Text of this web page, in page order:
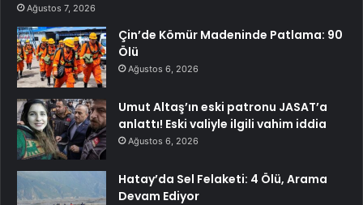
Ağustos 7, 2026
Çin’de Kömür Madeninde Patlama: 90
Ölü
Ağustos 6, 2026
Umut Altaş’ın eski patronu JASAT’a
anlattı! Eski valiyle ilgili vahim iddia
Ağustos 6, 2026
Hatay’da Sel Felaketi: 4 Ölü, Arama
Devam Ediyor